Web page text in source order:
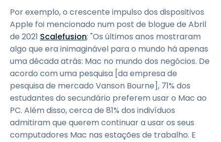
Por exemplo, o crescente impulso dos dispositivos
Apple foi mencionado num post de blogue de Abril
de 2021 Scalefusion: "Os últimos anos mostraram
algo que era inimaginável para o mundo há apenas
uma década atrás: Mac no mundo dos negócios. De
acordo com uma pesquisa [da empresa de
pesquisa de mercado Vanson Bourne], 71% dos
estudantes do secundário preferem usar o Mac ao
PC. Além disso, cerca de 81% dos indivíduos
admitiram que querem continuar a usar os seus
computadores Mac nas estações de trabalho. E